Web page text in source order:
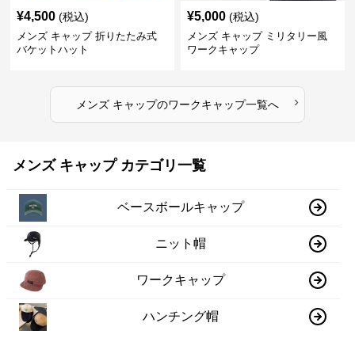
¥4,500 (税込)
メンズ キャップ 折りたたみ式
バケットハット
¥5,000 (税込)
メンズ キャップ ミリタリー風
ワークキャップ
メンズ キャップのワークキャップ一覧へ ›
メンズ キャップ カテゴリ一覧
ベースボールキャップ
ニット帽
ワークキャップ
ハンチング帽